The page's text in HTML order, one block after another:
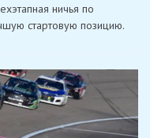
ничья по
стартовую позицию.